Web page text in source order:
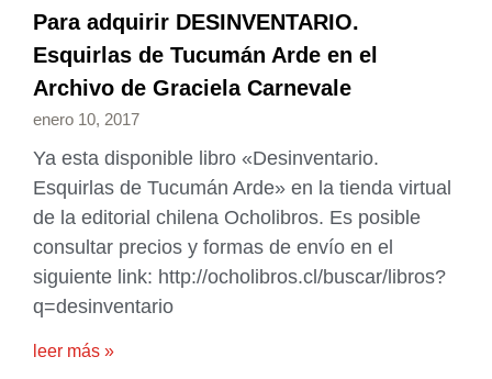
Para adquirir DESINVENTARIO.
Esquirlas de Tucumán Arde en el
Archivo de Graciela Carnevale
enero 10, 2017
Ya esta disponible libro «Desinventario.
Esquirlas de Tucumán Arde» en la tienda virtual
de la editorial chilena Ocholibros. Es posible
consultar precios y formas de envío en el
siguiente link: http://ocholibros.cl/buscar/libros?
q=desinventario
leer más »